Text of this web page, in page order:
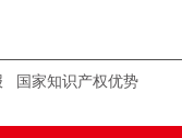
国家知识产权优势